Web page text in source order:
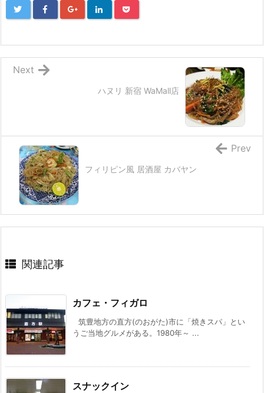
ハヌリ 新宿 WaMall店
Next
フィリピン風 居酒屋 カバヤン
Prev
関連記事
カフェ・フィガロ
筑豊地方の直方(のおがた)市に「焼きスパ」とい
うご当地グルメがある。1980年～ ...
スナックイン